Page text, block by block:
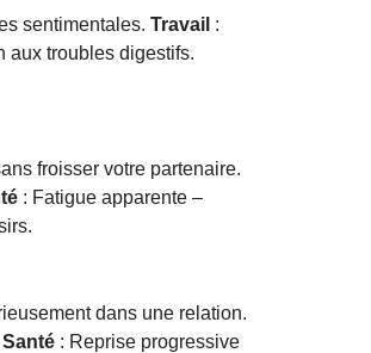
sentimentales. Travail :
aux troubles digestifs.
froisser votre partenaire.
: Fatigue apparente –
dans une relation.
Santé : Reprise progressive